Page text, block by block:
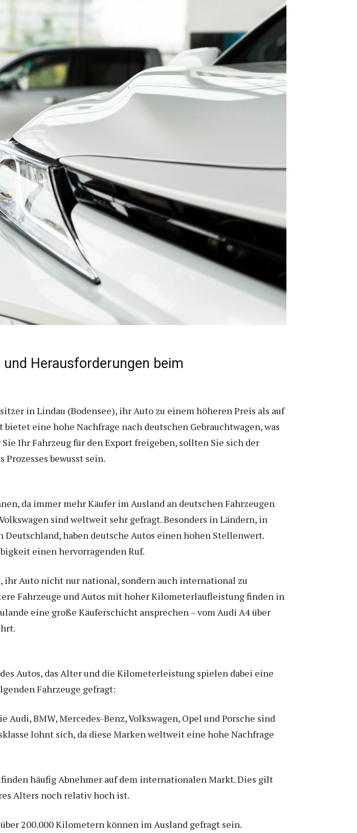
Herausforderungen beim
in Lindau (Bodensee), ihr Auto zu einem höheren Preis als auf
eine hohe Nachfrage nach deutschen Gebrauchtwagen, was
Ihr Fahrzeug für den Export freigeben, sollten Sie sich der
bewusst sein.
da immer mehr Käufer im Ausland an deutschen Fahrzeugen
sind weltweit sehr gefragt. Besonders in Ländern, in
haben deutsche Autos einen hohen Stellenwert.
einen hervorragenden Ruf.
ihr Auto nicht nur national, sondern auch international zu
Fahrzeuge und Autos mit hoher Kilometerlaufleistung finden in
eine große Käuferschicht ansprechen – vom Audi A4 über
Autos, das Alter und die Kilometerleistung spielen dabei eine
Fahrzeuge gefragt:
BMW, Mercedes-Benz, Volkswagen, Opel und Porsche sind
lohnt sich, da diese Marken weltweit eine hohe Nachfrage
häufig Abnehmer auf dem internationalen Markt. Dies gilt
Alters noch relativ hoch ist.
200.000 Kilometern können im Ausland gefragt sein.